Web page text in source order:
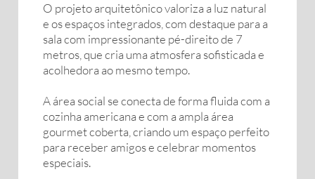
O projeto arquitetônico valoriza a luz natural
e os espaços integrados, com destaque para a
sala com impressionante pé-direito de 7
metros, que cria uma atmosfera sofisticada e
acolhedora ao mesmo tempo.
A área social se conecta de forma fluida com a
cozinha americana e com a ampla área
gourmet coberta, criando um espaço perfeito
para receber amigos e celebrar momentos
especiais.